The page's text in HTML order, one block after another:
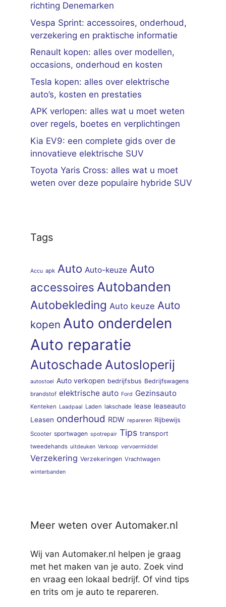
richting Denemarken
Vespa Sprint: accessoires, onderhoud,
verzekering en praktische informatie
Renault kopen: alles over modellen,
occasions, onderhoud en kosten
Tesla kopen: alles over elektrische
auto’s, kosten en prestaties
APK verlopen: alles wat u moet weten
over regels, boetes en verplichtingen
Kia EV9: een complete gids over de
innovatieve elektrische SUV
Toyota Yaris Cross: alles wat u moet
weten over deze populaire hybride SUV
Tags
Accu apk Auto Auto-keuze Auto
accessoires Autobanden
Autobekleding Auto keuze Auto
kopen Auto onderdelen
Auto reparatie
Autoschade Autosloperij
autostoel Auto verkopen bedrijfsbus Bedrijfswagens
brandstof elektrische auto Ford Gezinsauto
Kenteken Laadpaal Laden lakschade lease leaseauto
Leasen onderhoud RDW repareren Rijbewijs
Scooter sportwagen spotrepair Tips transport
tweedehands uitdeuken Verkoop vervoermiddel
Verzekering Verzekeringen Vrachtwagen
winterbanden
Meer weten over Automaker.nl
Wij van Automaker.nl helpen je graag
met het maken van je auto. Zoek vind
en vraag een lokaal bedrijf. Of vind tips
en trits om je auto te repareren.